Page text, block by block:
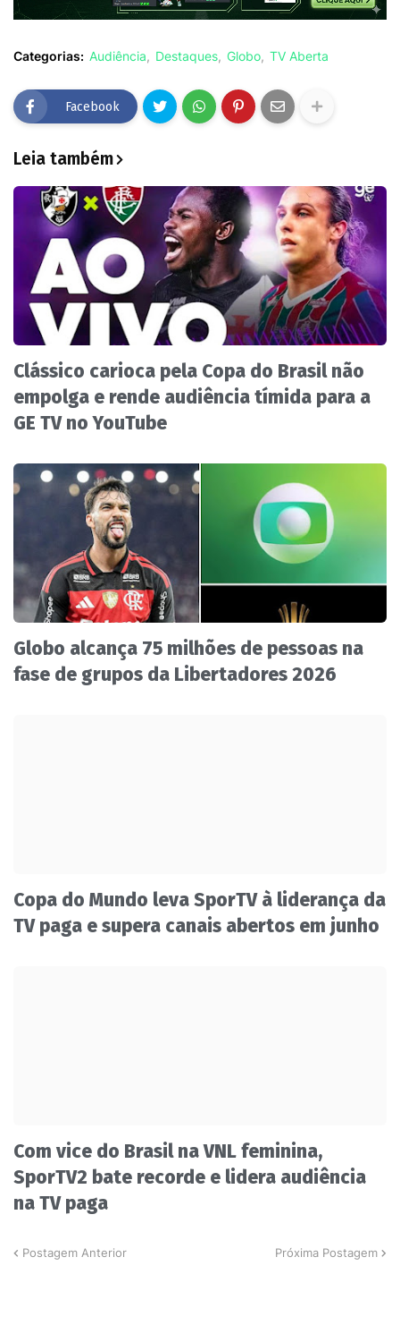
Categorias: Audiência Destaques Globo TV Aberta
Facebook
Leia também
Clássico carioca pela Copa do Brasil não
empolga e rende audiência tímida para a
GE TV no YouTube
Globo alcança 75 milhões de pessoas na
fase de grupos da Libertadores 2026
Copa do Mundo leva SporTV à liderança da
TV paga e supera canais abertos em junho
Com vice do Brasil na VNL feminina,
SporTV2 bate recorde e lidera audiência
na TV paga
Postagem Anterior Próxima Postagem